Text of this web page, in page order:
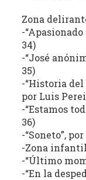
sus
distintas
Zona
-
34)
-“José
35)
-“Historia
por Luis
-“Estamos
36)
-“Soneto”,
-Zona infantil
-“Último
-“En la